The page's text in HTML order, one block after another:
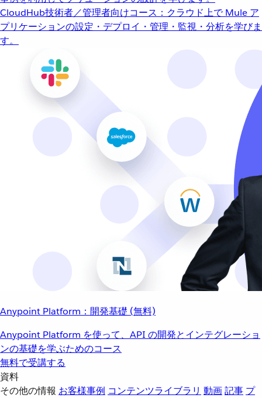
CloudHub技術者／管理者向けコース：クラウド上で Mule ア
プリケーションの設定・デプロイ・管理・監視・分析を学びま
す。
Anypoint Platform：開発基礎 (無料)
Anypoint Platform を使って、API の開発とインテグレーショ
ンの基礎を学ぶためのコース
無料で受講する
資料
その他の情報 お客様事例 コンテンツライブラリ 動画記事 プ